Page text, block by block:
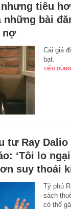
tiêu
bài
nợ
Cái giá
bạt.
TIÊU DÙNG
tư Ray
‘Tôi lo
suy thoái
Tỷ phú
sách
có thể